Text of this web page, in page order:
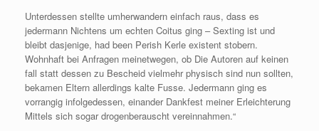
Unterdessen stellte umherwandern einfach raus, dass es
jedermann Nichtens um echten Coitus ging – Sexting ist und
bleibt dasjenige, had been Perish Kerle existent stobern.
Wohnhaft bei Anfragen meinetwegen, ob Die Autoren auf keinen
fall statt dessen zu Bescheid vielmehr physisch sind nun sollten,
bekamen Eltern allerdings kalte Fusse. Jedermann ging es
vorrangig infolgedessen, einander Dankfest meiner Erleichterung
Mittels sich sogar drogenberauscht vereinnahmen.“